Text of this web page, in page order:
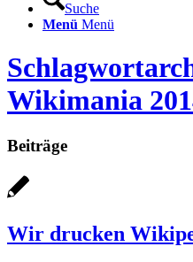
Suche
Menü Menü
Wikimania
Beiträge
Wir drucken